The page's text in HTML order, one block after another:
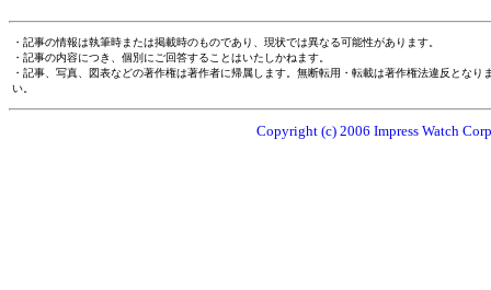
・記事の情報は執筆時または掲載時のものであり、現状では異なる可能性があります。
・記事の内容につき、個別にご回答することはいたしかねます。
・記事、写真、図表などの著作権は著作者に帰属します。無断転用・転載は著作権法違反とな
い。
Copyright (c) 2006 Impress Watch